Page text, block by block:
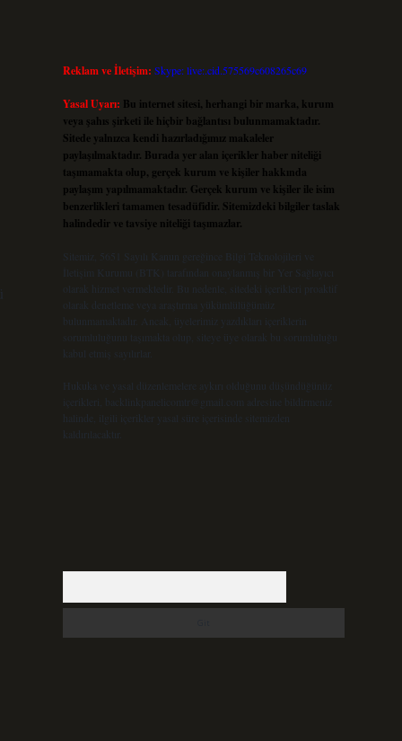
Reklam ve İletişim: Skype: live:.cid.575569c608265c69
Yasal Uyarı: Bu internet sitesi, herhangi bir marka, kurum
veya şahıs şirketi ile hiçbir bağlantısı bulunmamaktadır.
Sitede yalnızca kendi hazırladığımız makaleler
paylaşılmaktadır. Burada yer alan içerikler haber niteliği
taşımamakta olup, gerçek kurum ve kişiler hakkında
paylaşım yapılmamaktadır. Gerçek kurum ve kişiler ile isim
benzerlikleri tamamen tesadüfidir. Sitemizdeki bilgiler taslak
halindedir ve tavsiye niteliği taşımazlar.
Sitemiz, 5651 Sayılı Kanun gereğince Bilgi Teknolojileri ve
İletişim Kurumu (BTK) tarafından onaylanmış bir Yer Sağlayıcı
olarak hizmet vermektedir. Bu nedenle, sitedeki içerikleri proaktif
olarak denetleme veya araştırma yükümlülüğümüz
bulunmamaktadır. Ancak, üyelerimiz yazdıkları içeriklerin
sorumluluğunu taşımakta olup, siteye üye olarak bu sorumluluğu
kabul etmiş sayılırlar.
Hukuka ve yasal düzenlemelere aykırı olduğunu düşündüğünüz
içerikleri,
backlinkpanelicomtr@gmail.com
adresine bildirmeniz
halinde, ilgili içerikler yasal süre içerisinde sitemizden
kaldırılacaktır.